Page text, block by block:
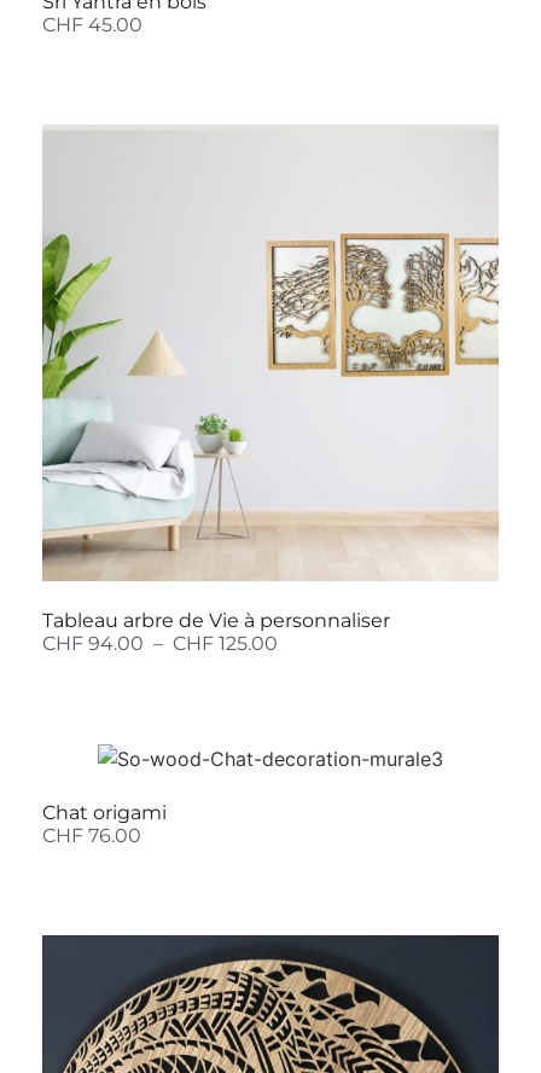
CHF 45.00
Tableau arbre de Vie à personnaliser
CHF 94.00 – CHF 125.00
Chat origami
CHF 76.00